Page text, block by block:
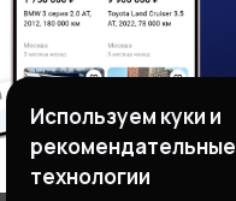
Используем куки и
рекомендательные
технологии